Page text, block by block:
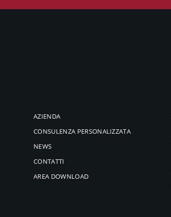
AZIENDA
CONSULENZA PERSONALIZZATA
NEWS
CONTATTI
AREA DOWNLOAD